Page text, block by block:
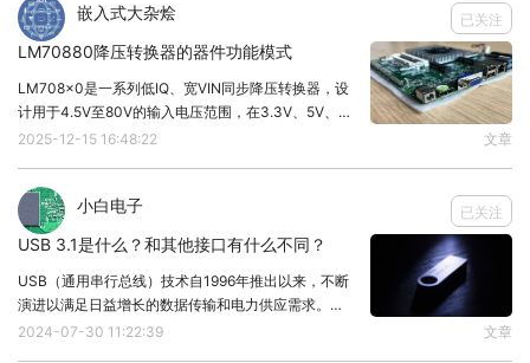
在放大状态下，三极管就相当于是一个受控制的水龙
头，水龙头流出水流的大小受开关（基极）控制，开
关拧大一点，流出的水就会大一点。
也就是放大状态下，基极的电流大一点，集电极的电
流也会跟着变大！并且i c b 存在一定比例关系，
ic= βib，β是直流电流放大系数，表示三极管放大
能力的大小。
嵌入式大杂烩 已关注
LM70880降压转换器的器件功能模式
LM708x0是一系列低IQ、宽VIN同步降压转换器，设
计用于4.5V至80V的输入电压范围，在3.3V、5V、
12V的固定输出电压或可调输出下提供高达8A的输出电
些？关机模式（Shutdo
2025-12-15 16:48:22 文章
小白电子 已关注
USB 3.1是什么？和其他接口有什么不同？
USB（通用串行总线）技术自1996年推出以来，不断
演进以满足日益增长的数据传输和电力供应需求。
USB 3.1作为最新的标准之一，不仅在速度上实现了飞
2024-07-30 11:22:39 文章